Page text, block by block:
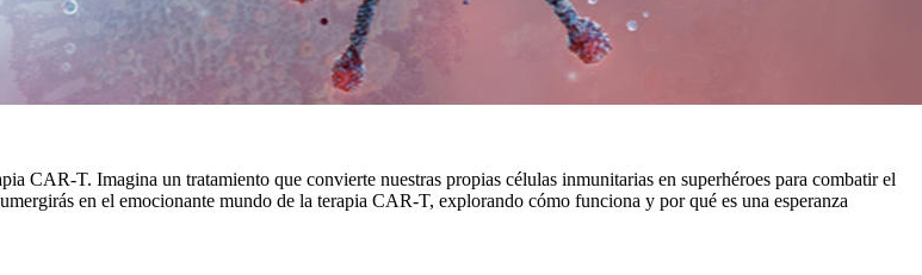
CAR-T. Imagina un tratamiento que convierte nuestras propias células inmunitarias en superhéroes para combatir el
en el emocionante mundo de la terapia CAR-T, explorando cómo funciona y por qué es una esperanza